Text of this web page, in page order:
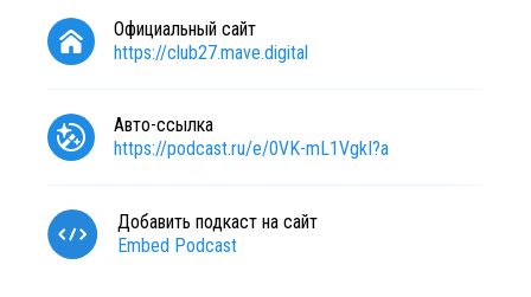
Официальный сайт
https://club27.mave.digital
Авто-ссылка
https://podcast.ru/e/0VK-mL1VgkI?a
Добавить подкаст на сайт
Embed Podcast